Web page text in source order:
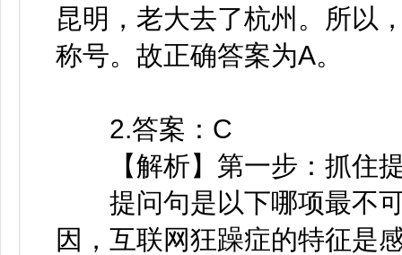
昆明，老大去了杭州。所以
称号。故正确答案为A。
2.答案：C
【解析】第一步：抓住
提问句是以下哪项最不可
因，互联网狂躁症的特征是